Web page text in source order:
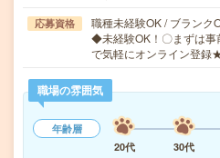
応募資格
職種未経験OK / ブランク
◆未経験OK！〇まずは事
で気軽にオンライン登
職場の雰囲気
年齢層
20代
30代